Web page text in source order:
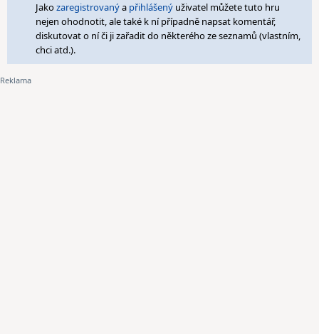
Jakozaregistrovanýa přihlášený uživatel můžete tuto hru
nejen ohodnotit, ale také k ní případně napsat komentář,
diskutovat o ní či ji zařadit do některého ze seznamů (vlastním,
chci atd.).